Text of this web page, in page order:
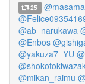
25
@ab_narukawa
@Enbos
@yakuza7_YU
@mikan_raimu